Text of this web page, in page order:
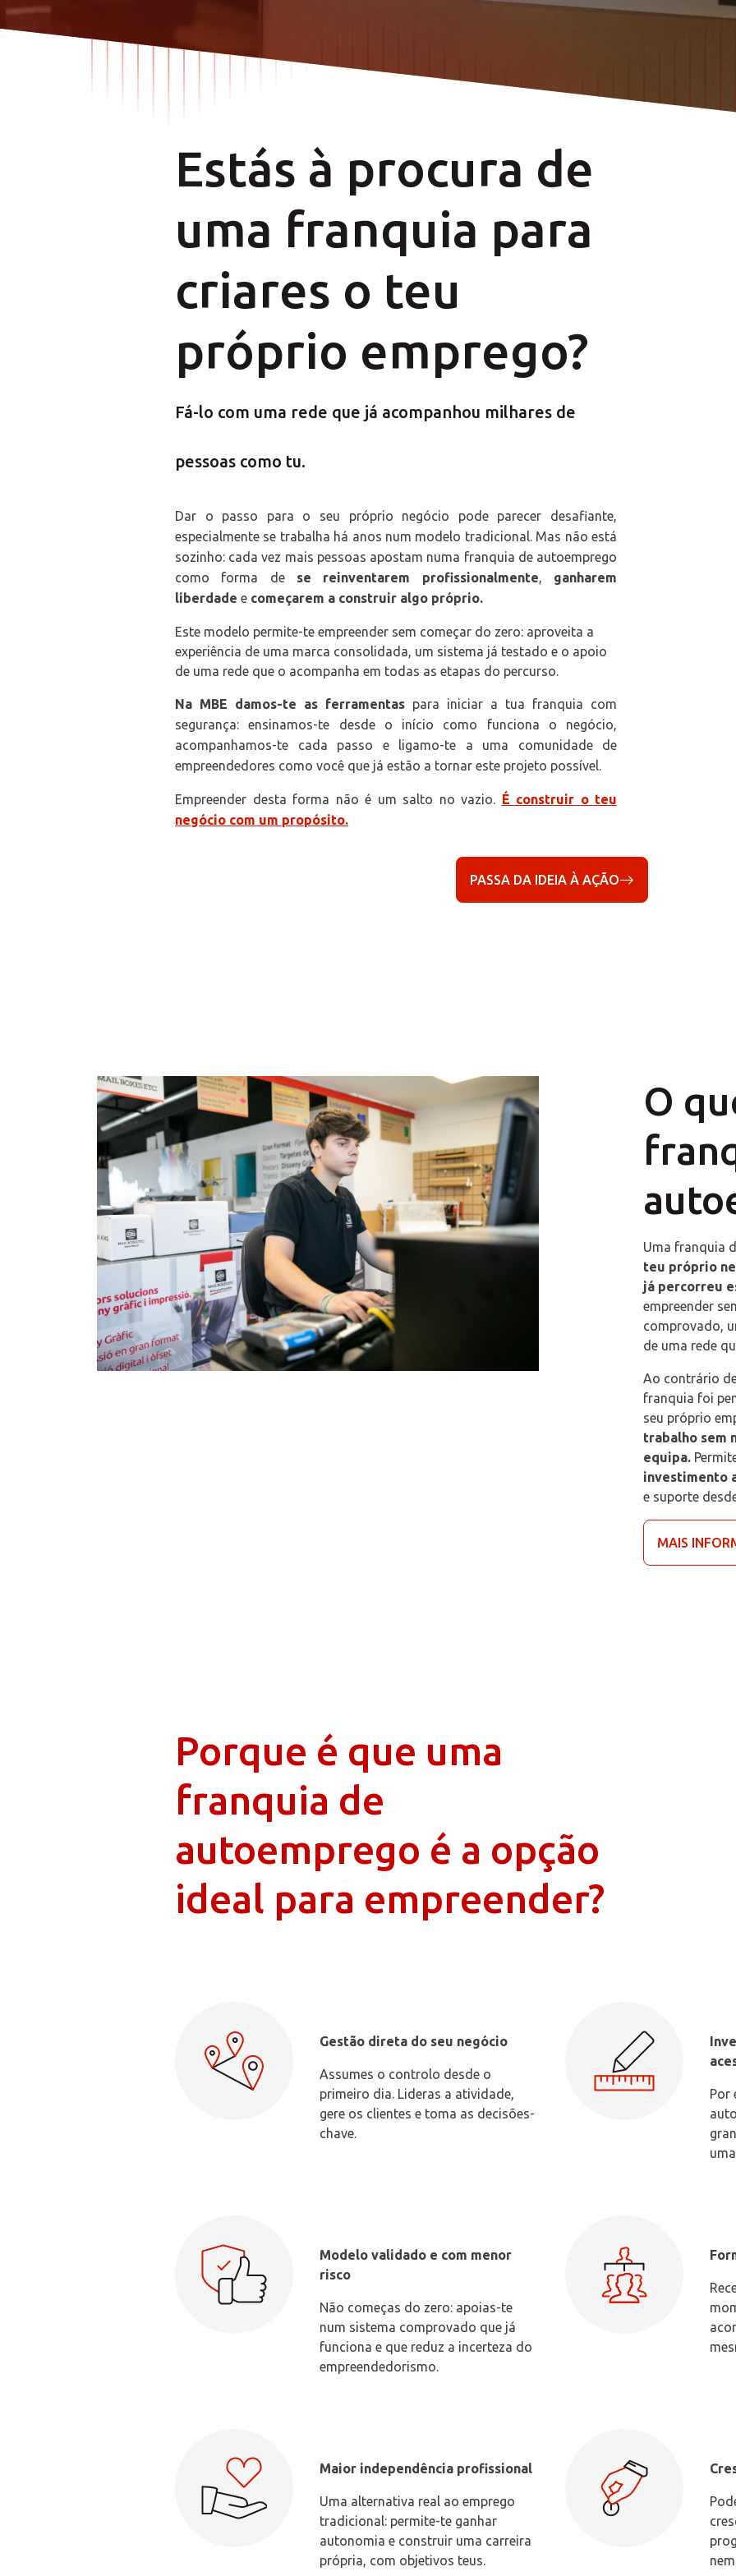
Estás à procura de
uma franquia para
criares o teu
próprio emprego?
Fá-lo com uma rede que já acompanhou milhares de
pessoas como tu.
Dar o passo para o seu próprio negócio pode parecer desafiante,
especialmente se trabalha há anos num modelo tradicional. Mas não está
sozinho: cada vez mais pessoas apostam numa franquia de autoemprego
como forma de se reinventarem profissionalmente, ganharem
liberdade e começarem a construir algo próprio.
Este modelo permite-te empreender sem começar do zero: aproveita a
experiência de uma marca consolidada, um sistema já testado e o apoio
de uma rede que o acompanha em todas as etapas do percurso.
Na MBE damos-te as ferramentas para iniciar a tua franquia com
segurança: ensinamos-te desde o início como funciona o negócio,
acompanhamos-te cada passo e ligamo-te a uma comunidade de
empreendedores como você que já estão a tornar este projeto possível.
Empreender desta forma não é um salto no vazio. É construir o teu
negócio com um propósito.
PASSA DA IDEIA À AÇÃO
O
Uma franquia
teu próprio
já percorreu
empreender
comprovado,
de uma rede
Ao contrário
franquia foi
seu próprio
trabalho sem
equipa.
investimento
e suporte
MAIS
Porque é que uma
franquia de
autoemprego é a opção
ideal para empreender?
Gestão direta do seu negócio
Assumes o controlo desde o
primeiro dia. Lideras a atividade,
gere os clientes e toma as decisões-
chave.
Por
Modelo validado e com menor
risco
Não começas do zero: apoias-te
num sistema comprovado que já
funciona e que reduz a incerteza do
empreendedorismo.
Maior independência profissional
Uma alternativa real ao emprego
tradicional: permite-te ganhar
autonomia e construir uma carreira
própria, com objetivos teus.